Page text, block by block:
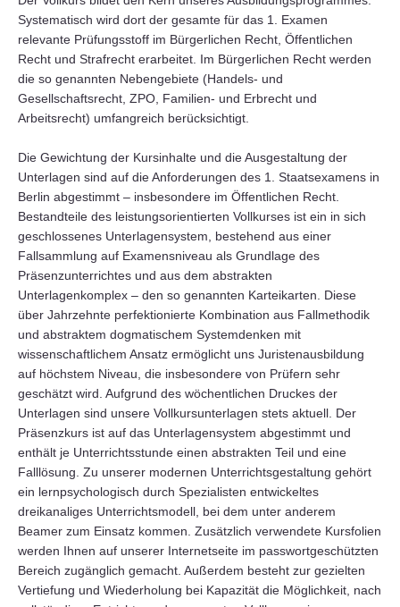
Systematisch wird dort der gesamte für das 1. Examen
relevante Prüfungsstoff im Bürgerlichen Recht, Öffentlichen
Recht und Strafrecht erarbeitet. Im Bürgerlichen Recht werden
die so genannten Nebengebiete (Handels- und
Gesellschaftsrecht, ZPO, Familien- und Erbrecht und
Arbeitsrecht) umfangreich berücksichtigt.
Die Gewichtung der Kursinhalte und die Ausgestaltung der
Unterlagen sind auf die Anforderungen des 1. Staatsexamens in
Berlin abgestimmt – insbesondere im Öffentlichen Recht.
Bestandteile des leistungsorientierten Vollkurses ist ein in sich
geschlossenes Unterlagensystem, bestehend aus einer
Fallsammlung auf Examensniveau als Grundlage des
Präsenzunterrichtes und aus dem abstrakten
Unterlagenkomplex – den so genannten Karteikarten. Diese
über Jahrzehnte perfektionierte Kombination aus Fallmethodik
und abstraktem dogmatischem Systemdenken mit
wissenschaftlichem Ansatz ermöglicht uns Juristenausbildung
auf höchstem Niveau, die insbesondere von Prüfern sehr
geschätzt wird. Aufgrund des wöchentlichen Druckes der
Unterlagen sind unsere Vollkursunterlagen stets aktuell. Der
Präsenzkurs ist auf das Unterlagensystem abgestimmt und
enthält je Unterrichtsstunde einen abstrakten Teil und eine
Falllösung. Zu unserer modernen Unterrichtsgestaltung gehört
ein lernpsychologisch durch Spezialisten entwickeltes
dreikanaliges Unterrichtsmodell, bei dem unter anderem
Beamer zum Einsatz kommen. Zusätzlich verwendete Kursfolien
werden Ihnen auf unserer Internetseite im passwortgeschützten
Bereich zugänglich gemacht. Außerdem besteht zur gezielten
Vertiefung und Wiederholung bei Kapazität die Möglichkeit, nach